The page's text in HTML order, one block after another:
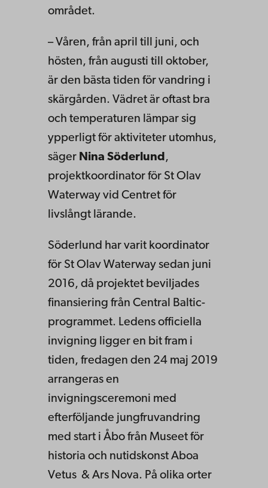
området.
– Våren, från april till juni, och
hösten, från augusti till oktober,
är den bästa tiden för vandring i
skärgården. Vädret är oftast bra
och temperaturen lämpar sig
ypperligt för aktiviteter utomhus,
säger Nina Söderlund,
projektkoordinator för St Olav
Waterway vid Centret för
livslångt lärande.
Söderlund har varit koordinator
för St Olav Waterway sedan juni
2016, då projektet beviljades
finansiering från Central Baltic-
programmet. Ledens officiella
invigning ligger en bit fram i
tiden, fredagen den 24 maj 2019
arrangeras en
invigningsceremoni med
efterföljande jungfruvandring
med start i Åbo från Museet för
historia och nutidskonst Aboa
Vetus & Ars Nova. På olika orter